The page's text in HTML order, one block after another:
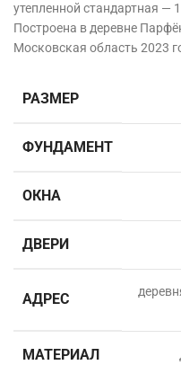
утепленной стандартная —
Построена в деревне
Московская область 2023
РАЗМЕР
ФУНДАМЕНТ
ОКНА
ДВЕРИ
АДРЕС
МАТЕРИАЛ